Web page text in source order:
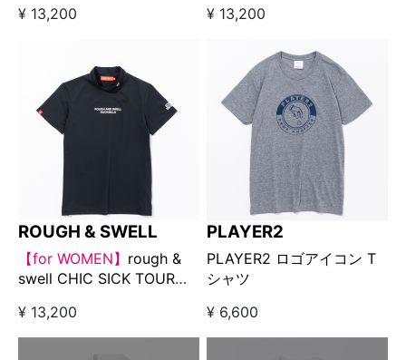
¥ 13,200 ¥ 13,200
ROUGH & SWELL
【for WOMEN】 rough &
swell CHIC SICK TOUR
¥ 13,200
PLAYER2
PLAYER2 ロゴアイコン T
シャツ
¥ 6,600